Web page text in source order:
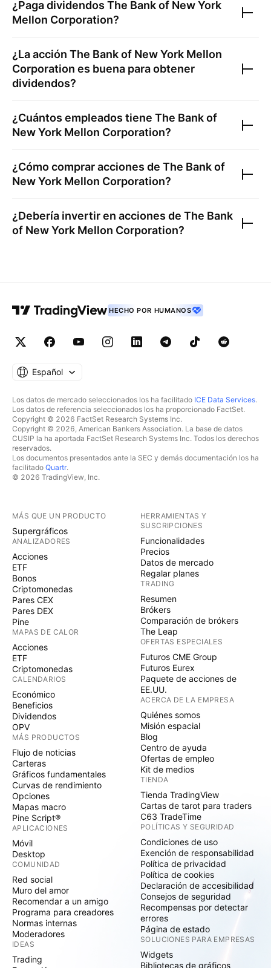
¿Paga dividendos The Bank of New York
Mellon Corporation?
¿La acción The Bank of New York Mellon
Corporation es buena para obtener
dividendos?
¿Cuántos empleados tiene The Bank of
New York Mellon Corporation?
¿Cómo comprar acciones de The Bank of
New York Mellon Corporation?
¿Debería invertir en acciones de The Bank
of New York Mellon Corporation?
HECHO POR HUMANOS
Español
Los datos de mercado seleccionados los ha facilitado ICE Data Services.
Los datos de referencia seleccionados los ha proporcionado FactSet.
Copyright © 2026 FactSet Research Systems Inc.
Copyright © 2026, American Bankers Association. La base de datos
CUSIP la ha aportada FactSet Research Systems Inc. Todos los derechos
reservados.
Los documentos presentados ante la SEC y demás documentación los ha
facilitado Quartr.
© 2026 TradingView, Inc.
MÁS QUE UN PRODUCTO
Supergráficos
ANALIZADORES
Acciones
ETF
Bonos
Criptomonedas
Pares CEX
Pares DEX
Pine
MAPAS DE CALOR
Acciones
ETF
Criptomonedas
CALENDARIOS
Económico
Beneficios
Dividendos
OPV
MÁS PRODUCTOS
Flujo de noticias
Carteras
Gráficos fundamentales
Curvas de rendimiento
Opciones
Mapas macro
Pine Script®
APLICACIONES
Móvil
Desktop
COMUNIDAD
Red social
Muro del amor
Recomendar a un amigo
Programa para creadores
Normas internas
Moderadores
IDEAS
Trading
HERRAMIENTAS Y
SUSCRIPCIONES
Funcionalidades
Precios
Datos de mercado
Regalar planes
TRADING
Resumen
Brókers
Comparación de brókers
The Leap
OFERTAS ESPECIALES
Futuros CME Group
Futuros Eurex
Paquete de acciones de
EE.UU.
ACERCA DE LA EMPRESA
Quiénes somos
Misión espacial
Blog
Centro de ayuda
Ofertas de empleo
Kit de medios
TIENDA
Tienda TradingView
Cartas de tarot para traders
C63 TradeTime
POLÍTICAS Y SEGURIDAD
Condiciones de uso
Exención de responsabilidad
Política de privacidad
Política de cookies
Declaración de accesibilidad
Consejos de seguridad
Recompensas por detectar
errores
Página de estado
SOLUCIONES PARA EMPRESAS
Widgets
Bibliotecas de gráficos